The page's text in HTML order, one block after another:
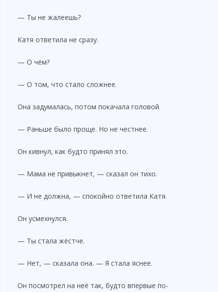
— Ты не жалеешь?
Катя ответила не сразу.
— О чём?
— О том, что стало сложнее.
Она задумалась, потом покачала головой.
— Раньше было проще. Но не честнее.
Он кивнул, как будто принял это.
— Мама не привыкнет, — сказал он тихо.
— И не должна, — спокойно ответила Катя.
Он усмехнулся.
— Ты стала жёстче.
— Нет, — сказала она. — Я стала яснее.
Он посмотрел на неё так, будто впервые по-